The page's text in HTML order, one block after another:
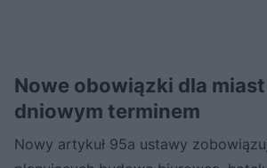
Nowe obowiązki dla
dniowym terminem
Nowy artykuł 95a ustawy